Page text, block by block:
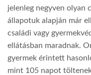
jelenleg negyven olyan
állapotuk alapján már
családi vagy
ellátásban maradnak.
gyermek érintett
mint 105 napot